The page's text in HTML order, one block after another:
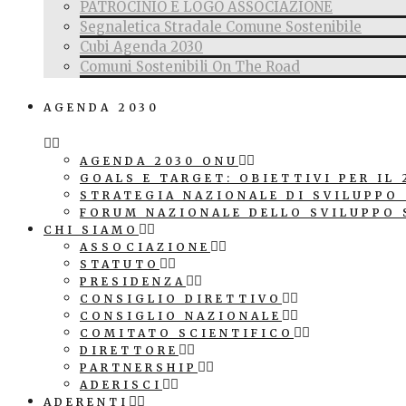
PATROCINIO E LOGO ASSOCIAZIONE
Segnaletica Stradale Comune Sostenibile
Cubi Agenda 2030
Comuni Sostenibili On The Road
AGENDA 2030
AGENDA 2030 ONU
GOALS E TARGET: OBIETTIVI PER IL
STRATEGIA NAZIONALE DI SVILUPPO
FORUM NAZIONALE DELLO SVILUPPO
CHI SIAMO
ASSOCIAZIONE
STATUTO
PRESIDENZA
CONSIGLIO DIRETTIVO
CONSIGLIO NAZIONALE
COMITATO SCIENTIFICO
DIRETTORE
PARTNERSHIP
ADERISCI
ADERENTI